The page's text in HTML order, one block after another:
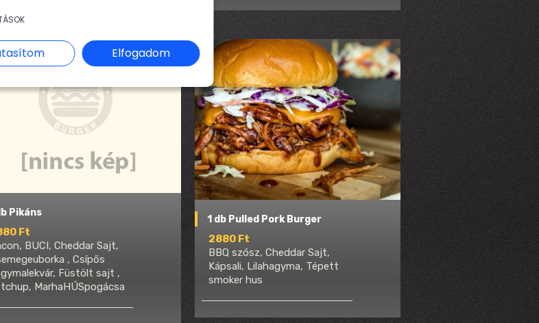
Pikáns
Ft
BUCI, Cheddar Sajt,
, Csípős
Füstölt sajt ,
MarhaHÚSpogácsa
1 db Pulled Pork Burger
2880 Ft
BBQ szósz, Cheddar Sajt,
Kápsali, Lilahagyma, Tépett
smoker hus
Elfogadom